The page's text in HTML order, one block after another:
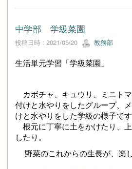
中学部 学級菜園
投稿日時 : 2021/05/20 教務部
生活単元学習「学級菜園」
カボチャ、キュウリ、ミニト
付けと水やりをしたグループ、
けと水やりをした学級の様子です
根元に丁寧に土をかけたり、
したり。
野菜のこれからの生長が、楽